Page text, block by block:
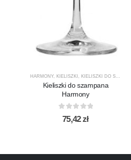
HARMONY, KIELISZKI , KIELISZKI DO SZAMPANA
Kieliszki do szampana
Harmony
out of 5
75,42zł